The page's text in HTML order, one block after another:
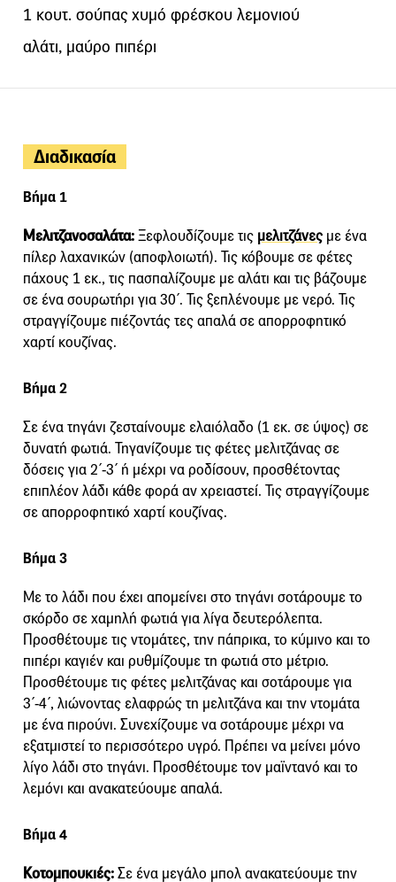
1 κουτ. σούπας χυμό φρέσκου λεμονιού
αλάτι, μαύρο πιπέρι
Διαδικασία
Βήμα 1
Μελιτζανοσαλάτα:Ξεφλουδίζουμε τις μελιτζάνες με ένα
πίλερ λαχανικών (αποφλοιωτή). Τις κόβουµε σε φέτες
πάχους 1 εκ., τις πασπαλίζουµε µε αλάτι και τις βάζουµε
σε ένα σουρωτήρι για 30΄. Τις ξεπλένουµε µε νερό. Τις
στραγγίζουµε πιέζοντάς τες απαλά σε απορροφητικό
χαρτί κουζίνας.
Βήμα 2
Σε ένα τηγάνι ζεσταίνουμε ελαιόλαδο (1 εκ. σε ύψος) σε
δυνατή φωτιά. Τηγανίζουµε τις φέτες μελιτζάνας σε
δόσεις για 2΄-3΄ ή μέχρι να ροδίσουν, προσθέτοντας
επιπλέον λάδι κάθε φορά αν χρειαστεί. Τις στραγγίζουμε
σε απορροφητικό χαρτί κουζίνας.
Βήμα 3
Με το λάδι που έχει αποµείνει στο τηγάνι σοτάρουµε το
σκόρδο σε χαμηλή φωτιά για λίγα δευτερόλεπτα.
Προσθέτουμε τις ντοµάτες, την πάπρικα, το κύµινο και το
πιπέρι καγιέν και ρυθμίζουμε τη φωτιά στο μέτριο.
Προσθέτουμε τις φέτες µελιτζάνας και σοτάρουµε για
3΄-4΄, λιώνοντας ελαφρώς τη µελιτζάνα και την ντοµάτα
µε ένα πιρούνι. Συνεχίζουμε να σοτάρουµε μέχρι να
εξατμιστεί το περισσότερο υγρό. Πρέπει να μείνει μόνο
λίγο λάδι στο τηγάνι. Προσθέτουμε τον μαϊντανό και το
λεμόνι και ανακατεύουμε απαλά.
Βήμα 4
Κοτομπουκιές:Σε ένα μεγάλο μπολ ανακατεύουμε την